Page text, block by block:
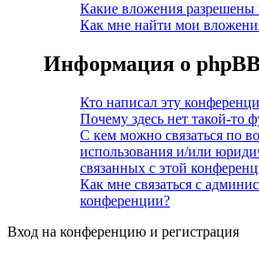
Какие вложения разрешены
Как мне найти мои
Информация о
Кто написал эту
Почему здесь нет такой-то
С кем можно связаться по
использования и/или
связанных с этой
Как мне связаться с
конференции?
Вход на конференцию и регистрация